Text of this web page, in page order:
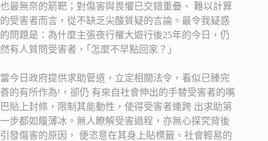
也最無奈的箭靶；對傷害與畏懼已交錯重疊、 難以計算
的受害者而言，從不缺乏尖酸質疑的言論。最令我疑惑
的問題是：為什麼主張夜行權大遊行後25年的今日，仍
然有人質問受害者，｢怎麼不早點回家？｣
當今日政府提供求助管道，立定相關法令，看似已臻完
善的有所作為¹，卻仍 有來自社會伸出的手替受害者的嘴
巴貼上封條，限制其能動性，使得受害者連跨 出求助第
一步都如履薄冰。無人瞭解受害過程，亦無心探究背後
引發傷害的原因， 便恣意在其身上貼標籤。社會輕易的